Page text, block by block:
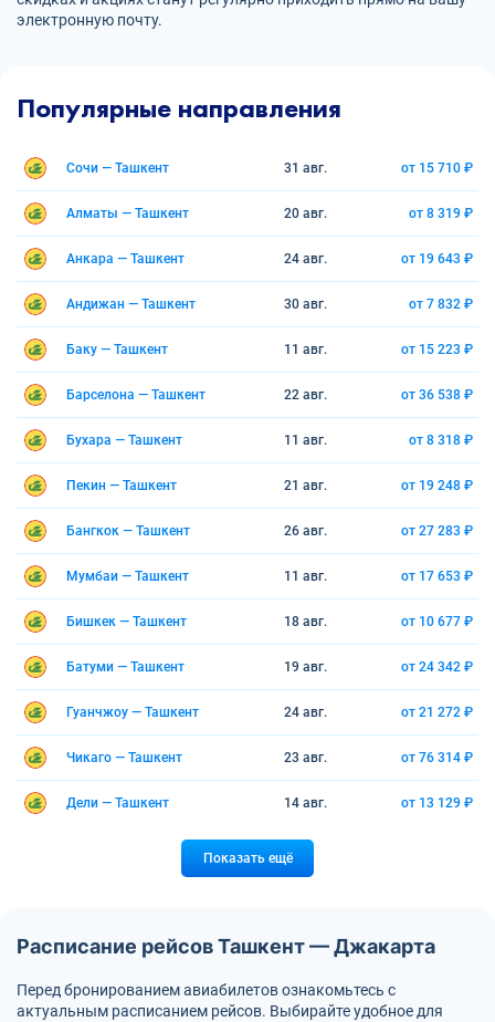
электронную почту.
Популярные направления
Сочи — Ташкент 31 авг. от 15 710 ₽
Алматы — Ташкент 20 авг. от 8 319 ₽
Анкара — Ташкент 24 авг. от 19 643 ₽
Андижан — Ташкент 30 авг. от 7 832 ₽
Баку — Ташкент 11 авг. от 15 223 ₽
Барселона — Ташкент 22 авг. от 36 538 ₽
Бухара — Ташкент 11 авг. от 8 318 ₽
Пекин — Ташкент 21 авг. от 19 248 ₽
Бангкок — Ташкент 26 авг. от 27 283 ₽
Мумбаи — Ташкент 11 авг. от 17 653 ₽
Бишкек — Ташкент 18 авг. от 10 677 ₽
Батуми — Ташкент 19 авг. от 24 342 ₽
Гуанчжоу — Ташкент 24 авг. от 21 272 ₽
Чикаго — Ташкент 23 авг. от 76 314 ₽
Дели — Ташкент 14 авг. от 13 129 ₽
Показать ещё
Расписание рейсов Ташкент — Джакарта
Перед бронированием авиабилетов ознакомьтесь с
актуальным расписанием рейсов. Выбирайте удобное для